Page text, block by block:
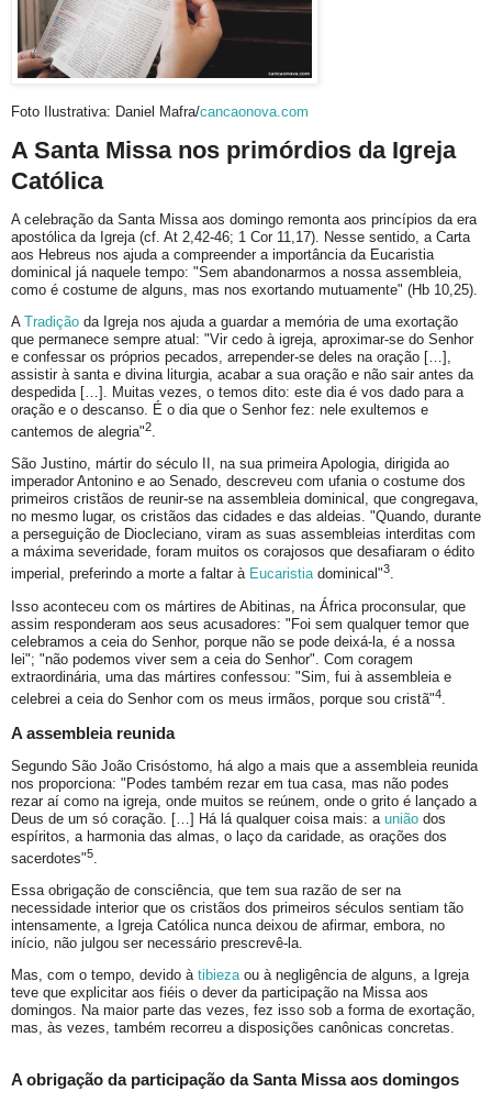
Foto Ilustrativa: Daniel Mafra/cancaonova.com
A Santa Missa nos primórdios da Igreja
Católica
A celebração da Santa Missa aos domingo remonta aos princípios da era
apostólica da Igreja (cf. At 2,42-46; 1 Cor 11,17). Nesse sentido, a Carta
aos Hebreus nos ajuda a compreender a importância da Eucaristia
dominical já naquele tempo: "Sem abandonarmos a nossa assembleia,
como é costume de alguns, mas nos exortando mutuamente" (Hb 10,25).
A Tradição da Igreja nos ajuda a guardar a memória de uma exortação
que permanece sempre atual: "Vir cedo à igreja, aproximar-se do Senhor
e confessar os próprios pecados, arrepender-se deles na oração […],
assistir à santa e divina liturgia, acabar a sua oração e não sair antes da
despedida […]. Muitas vezes, o temos dito: este dia é vos dado para a
oração e o descanso. É o dia que o Senhor fez: nele exultemos e
cantemos de alegria"2.
São Justino, mártir do século II, na sua primeira Apologia, dirigida ao
imperador Antonino e ao Senado, descreveu com ufania o costume dos
primeiros cristãos de reunir-se na assembleia dominical, que congregava,
no mesmo lugar, os cristãos das cidades e das aldeias. "Quando, durante
a perseguição de Diocleciano, viram as suas assembleias interditas com
a máxima severidade, foram muitos os corajosos que desafiaram o édito
imperial, preferindo a morte a faltar à Eucaristia dominical"3.
Isso aconteceu com os mártires de Abitinas, na África proconsular, que
assim responderam aos seus acusadores: "Foi sem qualquer temor que
celebramos a ceia do Senhor, porque não se pode deixá-la, é a nossa
lei"; "não podemos viver sem a ceia do Senhor". Com coragem
extraordinária, uma das mártires confessou: "Sim, fui à assembleia e
celebrei a ceia do Senhor com os meus irmãos, porque sou cristã"4.
A assembleia reunida
Segundo São João Crisóstomo, há algo a mais que a assembleia reunida
nos proporciona: "Podes também rezar em tua casa, mas não podes
rezar aí como na igreja, onde muitos se reúnem, onde o grito é lançado a
Deus de um só coração. […] Há lá qualquer coisa mais: a união dos
espíritos, a harmonia das almas, o laço da caridade, as orações dos
sacerdotes"5.
Essa obrigação de consciência, que tem sua razão de ser na
necessidade interior que os cristãos dos primeiros séculos sentiam tão
intensamente, a Igreja Católica nunca deixou de afirmar, embora, no
início, não julgou ser necessário prescrevê-la.
Mas, com o tempo, devido à tibieza ou à negligência de alguns, a Igreja
teve que explicitar aos fiéis o dever da participação na Missa aos
domingos. Na maior parte das vezes, fez isso sob a forma de exortação,
mas, às vezes, também recorreu a disposições canônicas concretas.
A obrigação da participação da Santa Missa aos domingos